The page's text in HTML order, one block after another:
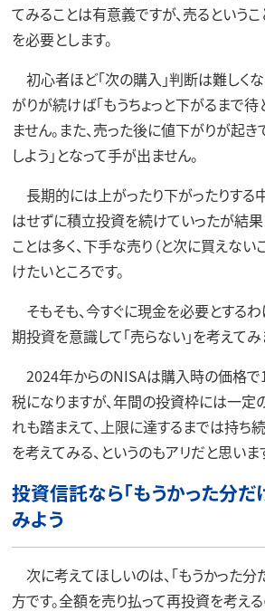
てみることは有意義ですが、売るというこ
を必要とします。
初心者ほど「次の購入」判断は難しく
がりが続けば「もうちょっと下がるまで待
ません。また、売った後に値下がりが起き
しよう」となって手が出ません。
長期的には上がったり下がったりする
はせずに積立投資を続けていったが結
ことは多く、下手な売り（と次に買えない
けたいところです。
そもそも、今すぐに現金を必要とする
期投資を意識して「売らない」を考えてみ
2024年からのNISAは購入時の価格
税になりますが、年間の投資枠には一定
れも踏まえて、上限に達するまでは持ち
を考えてみる、というのもアリだと思いま
投資信託なら「もうかった分だ
みよう
次に考えてほしいのは、「もうかった分
方です。全額を売り払って再投資を考え